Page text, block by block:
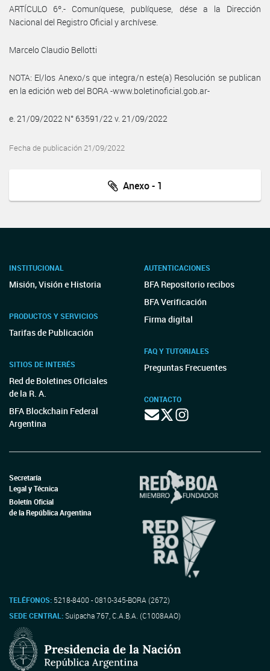
ARTÍCULO 6º.- Comuníquese, publíquese, dése a la Dirección
Nacional del Registro Oficial y archívese.
Marcelo Claudio Bellotti
NOTA: El/los Anexo/s que integra/n este(a) Resolución se publican
en la edición web del BORA -www.boletinoficial.gob.ar-
e. 21/09/2022 N° 63591/22 v. 21/09/2022
Fecha de publicación 21/09/2022
Anexo - 1
INSTITUCIONAL
Misión, Visión e Historia
PRODUCTOS Y SERVICIOS
Tarifas de Publicación
SITIOS DE INTERÉS
Red de Boletines Oficiales
de la R. A.
BFA Blockchain Federal
Argentina
AUTENTICACIONES
BFA Repositorio recibos
BFA Verificación
Firma digital
FAQ Y TUTORIALES
Preguntas Frecuentes
CONTACTO
Secretaría
Legal y Técnica
Boletín Oficial
de la República Argentina
TELÉFONOS: 5218-8400 - 0810-345-BORA (2672)
SEDE CENTRAL:Suipacha 767, C.A.B.A. (C1008AAO)